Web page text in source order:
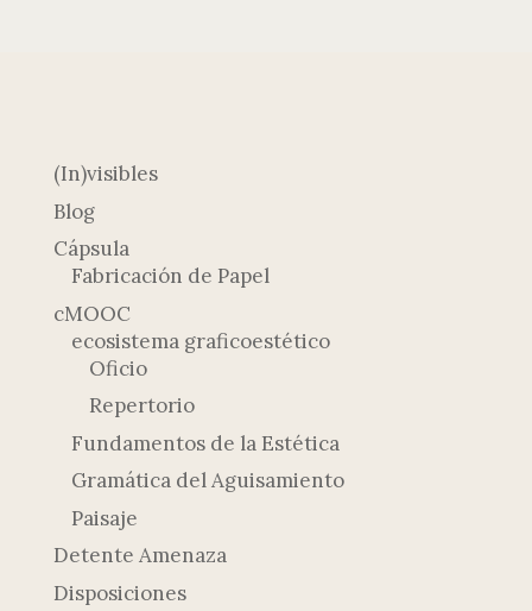
(In)visibles
Blog
Cápsula
Fabricación de Papel
cMOOC
ecosistema graficoestético
Oficio
Repertorio
Fundamentos de la Estética
Gramática del Aguisamiento
Paisaje
Detente Amenaza
Disposiciones